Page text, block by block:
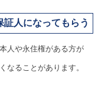
証人になってもらう
人や永住権がある方が
なることがあります。